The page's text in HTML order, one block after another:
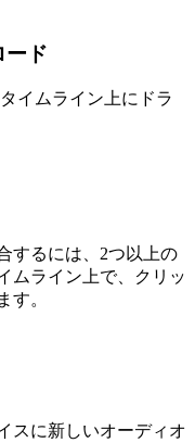
ード
イムライン上にドラ
するには、2つ以上の
ムライン上で、クリッ
す。
スに新しいオーディオ